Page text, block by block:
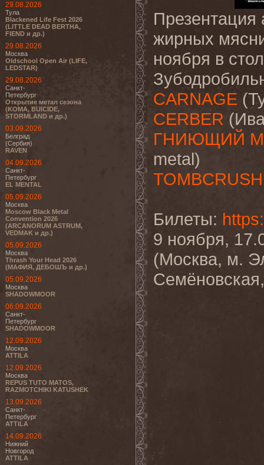
29.08.2026
Тула
Blackened Life Fest 2026
(LITTLE DEAD BERTHA,
FIEND и др.)
29.08.2026
Москва
Oldschool Open Air (LIFE,
LEDSTAR)
29.08.2026
Санкт-
Петербург
Открытие метал сезона
(KOMA, BUICIDE,
STORMLAND и др.)
03.09.2026
Белград
(Сербия)
RAVEN
04.09.2026
Санкт-
Петербург
EL MENTAL
05.09.2026
Москва
Moscow Black Metal
Convention 2026
(ARCANORUM ASTRUM,
VEDMAK и др.)
05.09.2026
Москва
Thrash Your Head 2026
(МАФИЯ, ДЕБОШЪ и др.)
05.09.2026
Москва
SHADOWMOOR
06.09.2026
Санкт-
Петербург
SHADOWMOOR
12.09.2026
Москва
ATTILA
12.09.2026
Москва
REPUS TUTO MATOS,
RAZMOTCHIKI KATUSHEK
13.09.2026
Санкт-
Петербург
ATTILA
14.09.2026
Нижний
Новгород
ATTILA
Презентация
жирных
ноября в
CARNAGE
CERBER
ГНИЮЩИЙ
metal)
Билеты:
9 ноября,
(Москва, м.